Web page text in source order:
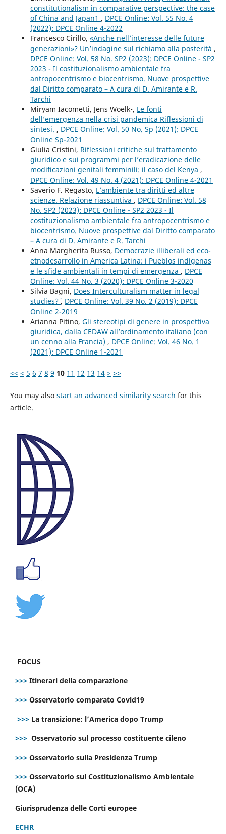
constitutionalism in comparative perspective: the case
of China and Japan1 , DPCE Online: Vol. 55 No. 4
(2022): DPCE Online 4-2022
Francesco Cirillo, «Anche nell’interesse delle future
generazioni»? Un’indagine sul richiamo alla posterità ,
DPCE Online: Vol. 58 No. SP2 (2023): DPCE Online - SP2
2023 - Il costituzionalismo ambientale fra
antropocentrismo e biocentrismo. Nuove prospettive
dal Diritto comparato – A cura di D. Amirante e R.
Tarchi
Miryam Iacometti, Jens Woelk•, Le fonti
dell’emergenza nella crisi pandemica Riflessioni di
sintesi. , DPCE Online: Vol. 50 No. Sp (2021): DPCE
Online Sp-2021
Giulia Cristini, Riflessioni critiche sul trattamento
giuridico e sui programmi per l’eradicazione delle
modificazioni genitali femminili: il caso del Kenya ,
DPCE Online: Vol. 49 No. 4 (2021): DPCE Online 4-2021
Saverio F. Regasto, L’ambiente tra diritti ed altre
scienze. Relazione riassuntiva , DPCE Online: Vol. 58
No. SP2 (2023): DPCE Online - SP2 2023 - Il
costituzionalismo ambientale fra antropocentrismo e
biocentrismo. Nuove prospettive dal Diritto comparato
– A cura di D. Amirante e R. Tarchi
Anna Margherita Russo, Democrazie illiberali ed eco-
etnodesarrollo in America Latina: i Pueblos indígenas
e le sfide ambientali in tempi di emergenza , DPCE
Online: Vol. 44 No. 3 (2020): DPCE Online 3-2020
Silvia Bagni, Does Interculturalism matter in legal
studies?¨, DPCE Online: Vol. 39 No. 2 (2019): DPCE
Online 2-2019
Arianna Pitino, Gli stereotipi di genere in prospettiva
giuridica, dalla CEDAW all’ordinamento italiano (con
un cenno alla Francia) , DPCE Online: Vol. 46 No. 1
(2021): DPCE Online 1-2021
<< < 5 6 7 8 9 10 11 12 13 14 > >>
You may also start an advanced similarity search for this
article.
FOCUS
>>> Itinerari della comparazione
>>> Osservatorio comparato Covid19
>>> La transizione: l’America dopo Trump
>>> Osservatorio sul processo costituente cileno
>>> Osservatorio sulla Presidenza Trump
>>> Osservatorio sul Costituzionalismo Ambientale
(OCA)
Giurisprudenza delle Corti europee
ECHR